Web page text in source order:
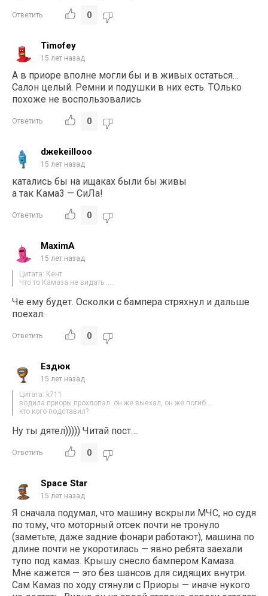
Ответить 0
Timofey
15 лет назад
А в приоре вполне могли бы и в живых остаться…
Салон целый. Ремни и подушки в них есть. ТОлько
похоже не воспользовались
Ответить 0
dжеkeillooo
15 лет назад
катались бы на ищакаx были бы живы
а так Кама3 — СиЛа!
Ответить 0
MaximA
15 лет назад
Цитата: Кент
Что то Камаза не видать……
Че ему будет. Осколки с бампера стряхнул и дальше
поехал.
Ответить 0
Ездюк
15 лет назад
Цитата: k711
водила приоры прохлопал. он же выехал, он же погиб …
кто кого подставил?
Ну ты дятел))))) Читай пост….
Ответить 0
Space Star
15 лет назад
Я сначала подумал, что машину вскрыли МЧС, но судя
по тому, что моторный отсек почти не тронуло
(заметьте, даже задние фонари работают), машина по
длине почти не укоротилась — явно ребята заехали
тупо под камаз. Крышу снесло бампером Камаза.
Мне кажется — это без шансов для сидящих внутри.
Сам Камаз по ходу стянули с Приоры — иначе нукого